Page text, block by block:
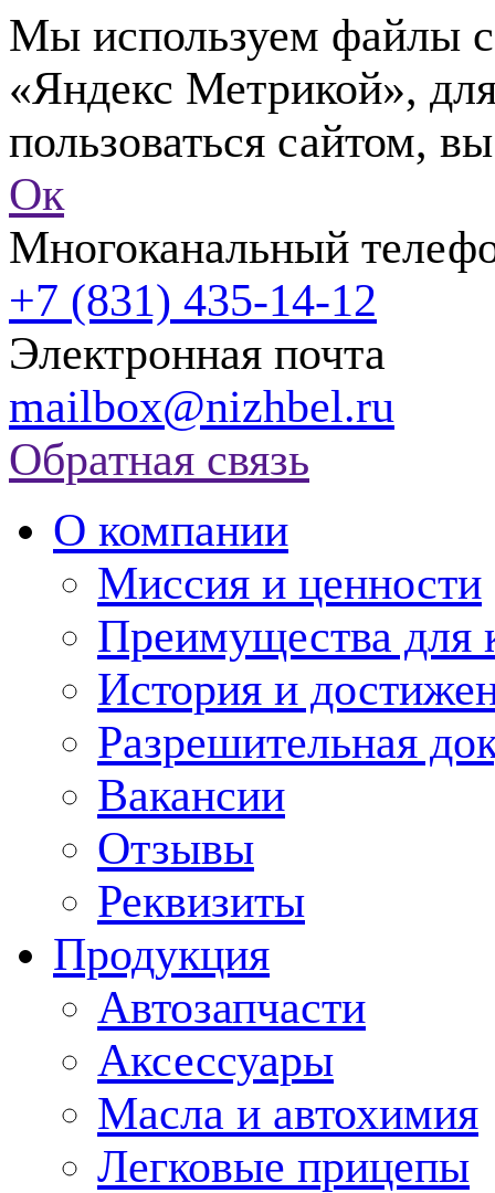
Мы используем файлы
«Яндекс Метрикой»,
пользоваться сайтом,
Ок
Многоканальный
+7 (831) 435-14-12
Электронная почта
mailbox@nizhbel.ru
Обратная связь
О компании
Миссия и ценности
Преимущества для
История и
Разрешительная
Вакансии
Отзывы
Реквизиты
Продукция
Автозапчасти
Аксессуары
Масла и автохимия
Легковые прицепы